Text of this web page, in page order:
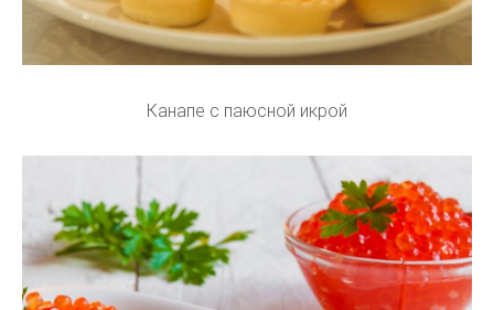
Канапе с паюсной икрой